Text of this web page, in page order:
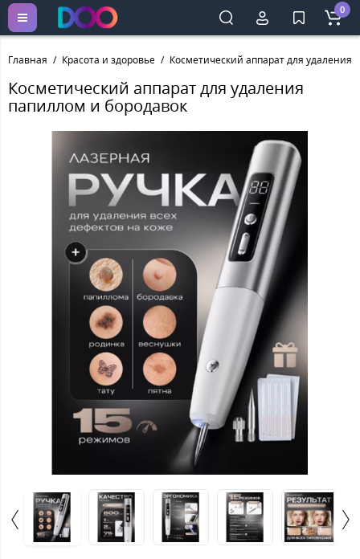
0
Главная Красота и здоровье Косметический аппарат для удаления
Косметический аппарат для удаления
папиллом и бородавок